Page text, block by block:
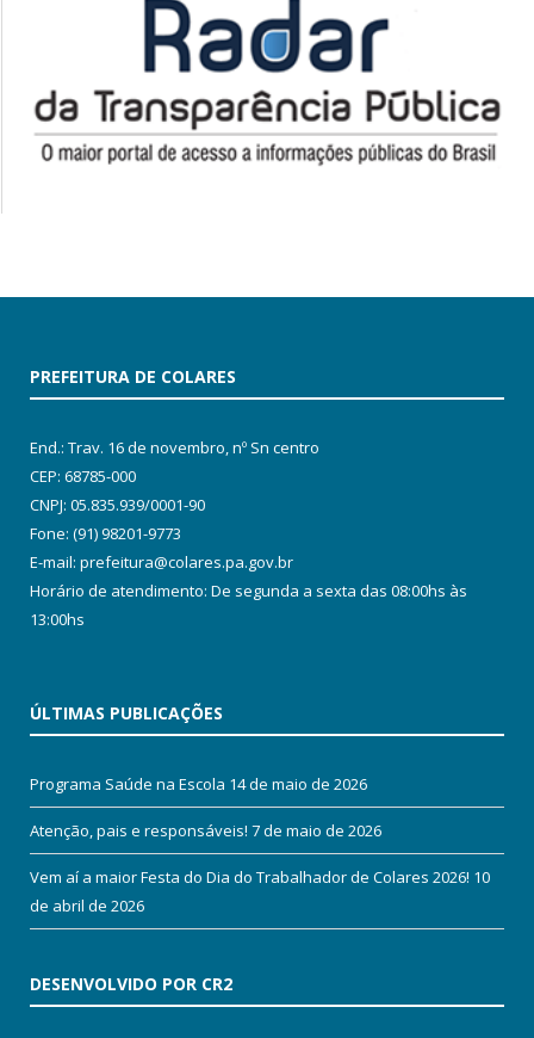
PREFEITURA DE COLARES
End.: Trav. 16 de novembro, nº Sn centro
CEP: 68785-000
CNPJ: 05.835.939/0001-90
Fone: (91) 98201-9773
E-mail: prefeitura@colares.pa.gov.br
Horário de atendimento: De segunda a sexta das 08:00hs às
13:00hs
ÚLTIMAS PUBLICAÇÕES
Programa Saúde na Escola 14 de maio de 2026
Atenção, pais e responsáveis! 7 de maio de 2026
Vem aí a maior Festa do Dia do Trabalhador de Colares 2026! 10
de abril de 2026
DESENVOLVIDO POR CR2